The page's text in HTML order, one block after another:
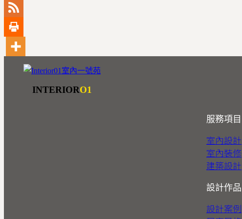
INTERIORO1
服務項目
室內設計
室內裝修
建築設計
設計作品
設計案例